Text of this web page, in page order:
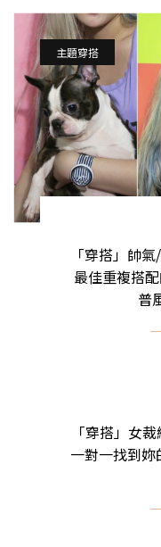
主題穿搭
「穿搭」帥
最佳重複搭
普
主題穿搭「穿搭」女
一對一找到